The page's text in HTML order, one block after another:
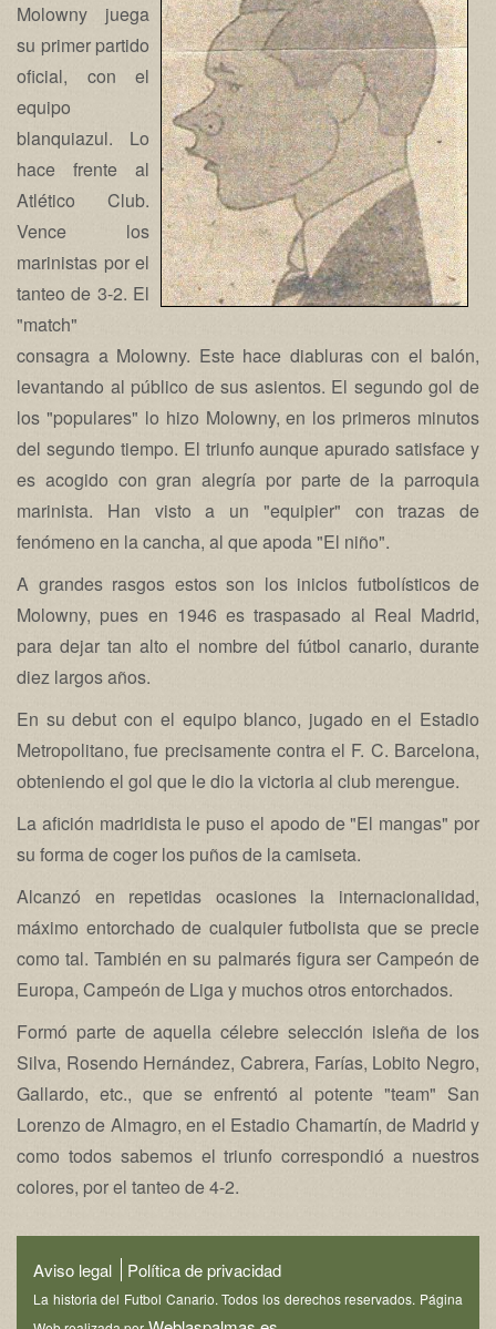
Molowny juega
su primer partido
oficial, con el
equipo
blanquiazul. Lo
hace frente al
Atlético Club.
Vence los
marinistas por el
tanteo de 3-2. El
"match"
consagra a Molowny. Este hace diabluras con el balón,
levantando al público de sus asientos. El segundo gol de
los "populares" lo hizo Molowny, en los primeros minutos
del segundo tiempo. El triunfo aunque apurado satisface y
es acogido con gran alegría por parte de la parroquia
marinista. Han visto a un "equipier" con trazas de
fenómeno en la cancha, al que apoda "El niño".
A grandes rasgos estos son los inicios futbolísticos de
Molowny, pues en 1946 es traspasado al Real Madrid,
para dejar tan alto el nombre del fútbol canario, durante
diez largos años.
En su debut con el equipo blanco, jugado en el Estadio
Metropolitano, fue precisamente contra el F. C. Barcelona,
obteniendo el gol que le dio la victoria al club merengue.
La afición madridista le puso el apodo de "El mangas" por
su forma de coger los puños de la camiseta.
Alcanzó en repetidas ocasiones la internacionalidad,
máximo entorchado de cualquier futbolista que se precie
como tal. También en su palmarés figura ser Campeón de
Europa, Campeón de Liga y muchos otros entorchados.
Formó parte de aquella célebre selección isleña de los
Silva, Rosendo Hernández, Cabrera, Farías, Lobito Negro,
Gallardo, etc., que se enfrentó al potente "team" San
Lorenzo de Almagro, en el Estadio Chamartín, de Madrid y
como todos sabemos el triunfo correspondió a nuestros
colores, por el tanteo de 4-2.
Aviso legal Política de privacidad
La historia del Futbol Canario. Todos los derechos reservados. Página